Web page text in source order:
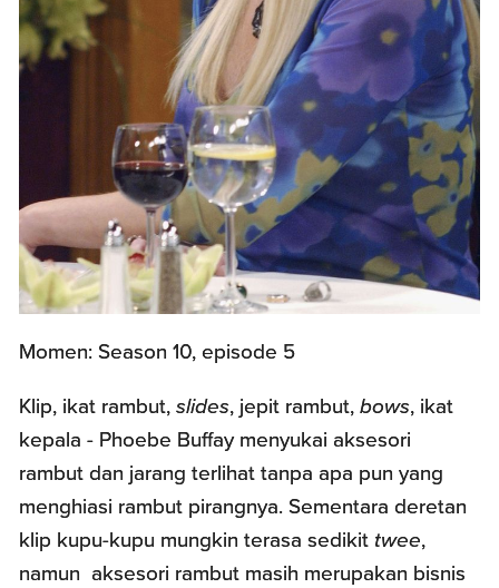
Momen: Season 10, episode 5
Klip, ikat rambut,slides, jepit rambut,bows, ikat
kepala - Phoebe Buffay menyukai aksesori
rambut dan jarang terlihat tanpa apa pun yang
menghiasi rambut pirangnya. Sementara deretan
klip kupu-kupu mungkin terasa sedikit twee,
namun aksesori rambut masih merupakan bisnis